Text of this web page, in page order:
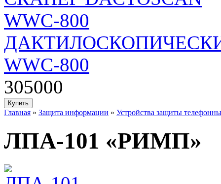
WWC-800
305000
Главная » Защита информации » Устройства защиты
ЛПА-101 «РИМП»